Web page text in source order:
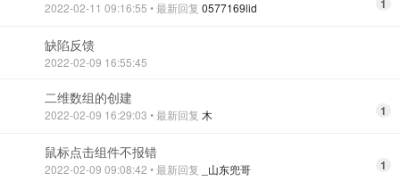
2022-02-11 09:16:55 • 最新回复 0577169lid 1
缺陷反馈
2022-02-09 16:55:45
二维数组的创建
2022-02-09 16:29:03 • 最新回复 木 1
鼠标点击组件不报错
2022-02-09 09:08:42 • 最新回复 _山东兜哥 1